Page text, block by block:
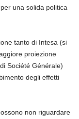
una solida politica
tanto di Intesa (si
proiezione
Société Générale)
degli effetti
non riguardare